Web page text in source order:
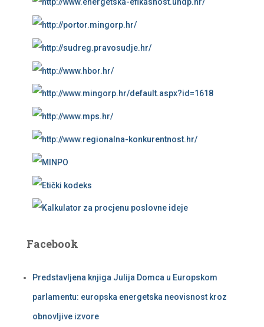
Facebook
Predstavljena knjiga Julija Domca u Europskom
parlamentu: europska energetska neovisnost kroz
obnovljive izvore